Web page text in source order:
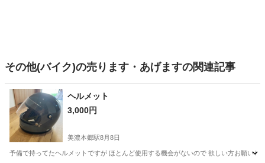
その他(バイク)の売ります・あげますの関連記事
ヘルメット
3,000円
美濃本郷駅8月8日
予備で持ってたヘルメットですが ほとんど使用する機会がないので 欲しい方お願い